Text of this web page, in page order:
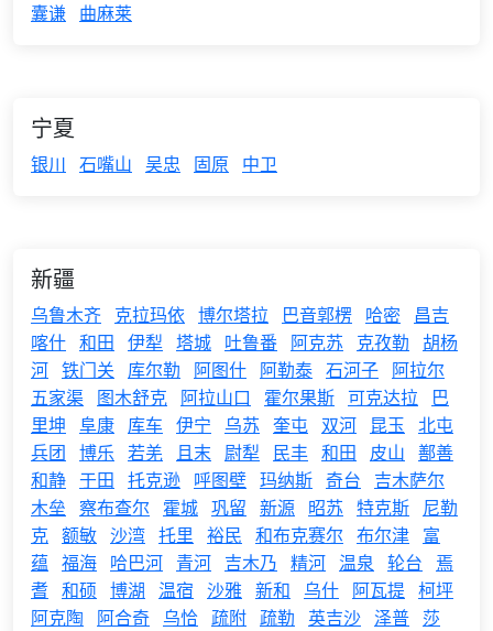
囊谦 曲麻莱
宁夏
银川 石嘴山 吴忠 固原 中卫
新疆
乌鲁木齐 克拉玛依 博尔塔拉 巴音郭楞 哈密
昌吉
喀什 和田 伊犁 塔城 吐鲁番 阿克苏 克孜勒 胡杨
河 铁门关 库尔勒 阿图什 阿勒泰 石河子 阿拉尔
五家渠 图木舒克 阿拉山口 霍尔果斯 可克达拉
巴
里坤 阜康 库车 伊宁 乌苏 奎屯 双河 昆玉 北屯
兵团 博乐 若羌 且末 尉犁 民丰 和田 皮山 鄯善
和静 于田 托克逊 呼图壁 玛纳斯 奇台
吉木萨尔
木垒 察布查尔 霍城 巩留 新源 昭苏 特克斯 尼勒
克 额敏 沙湾 托里 裕民 和布克赛尔 布尔津 富
蕴 福海 哈巴河 青河 吉木乃 精河 温泉 轮台
焉
耆 和硕 博湖 温宿 沙雅 新和 乌什 阿瓦提 柯坪
阿克陶
阿合奇 乌恰 疏附 疏勒 英吉沙 泽普 莎